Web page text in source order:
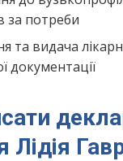
за потреби
та видача
документації
Лідія